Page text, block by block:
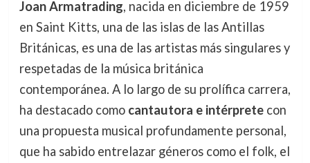
Joan Armatrading, nacida en diciembre de 1959
en Saint Kitts, una de las islas de las Antillas
Británicas, es una de las artistas más singulares y
respetadas de la música británica
contemporánea. A lo largo de su prolífica carrera,
ha destacado como cantautora e intérpretecon
una propuesta musical profundamente personal,
que ha sabido entrelazar géneros como el folk, el